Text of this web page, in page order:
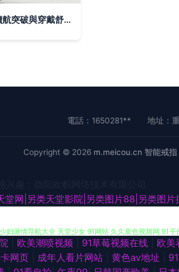
三星 Galaxy Ring 2 智能戒指 續航突破與穿戴舒適性革新，或與 S27 系列同臺亮相
電話：1650281** 地址：
Copyright © 2026 m.meicou.cn 智能戒指
网|另类天堂影院|另类图片88|另类图
av成人电影 91偷拍视频网 精品国产一二 性爱久久艹
花的搜索结果91n 福利涩91 婷婷五月日韩伦理 91色
欧美潮喷视频 91草莓视频在线 欧美
网页 成年人看片网站 黄色av地址